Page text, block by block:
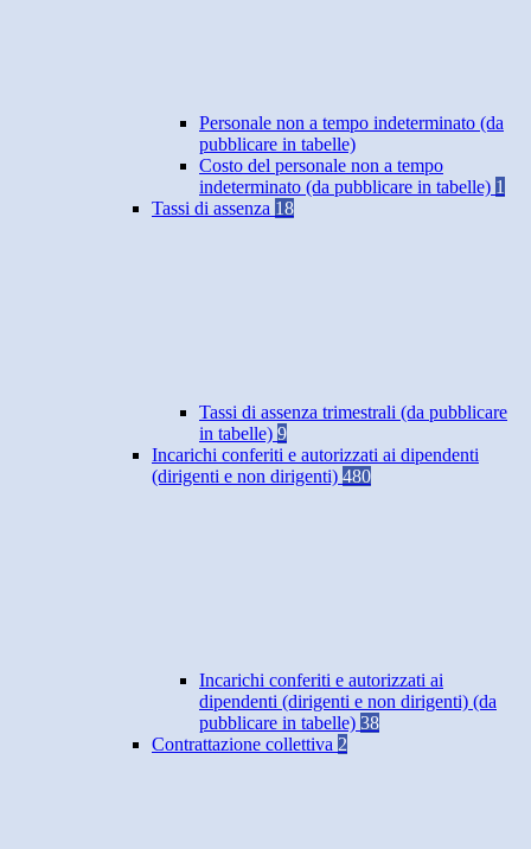
Personale non a tempo indeterminato (da
pubblicare in tabelle)
Costo del personale non a tempo
indeterminato (da pubblicare in tabelle) 1
Tassi di assenza 18
Tassi di assenza trimestrali (da pubblicare
in tabelle) 9
Incarichi conferiti e autorizzati ai dipendenti
(dirigenti e non dirigenti) 480
Incarichi conferiti e autorizzati ai
dipendenti (dirigenti e non dirigenti) (da
pubblicare in tabelle) 38
Contrattazione collettiva 2